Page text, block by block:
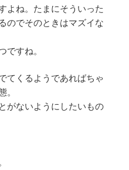
よね。たまにそういった
のでそのときはマズイな
ですね。
てくるようであればちゃ
。
がないようにしたいもの